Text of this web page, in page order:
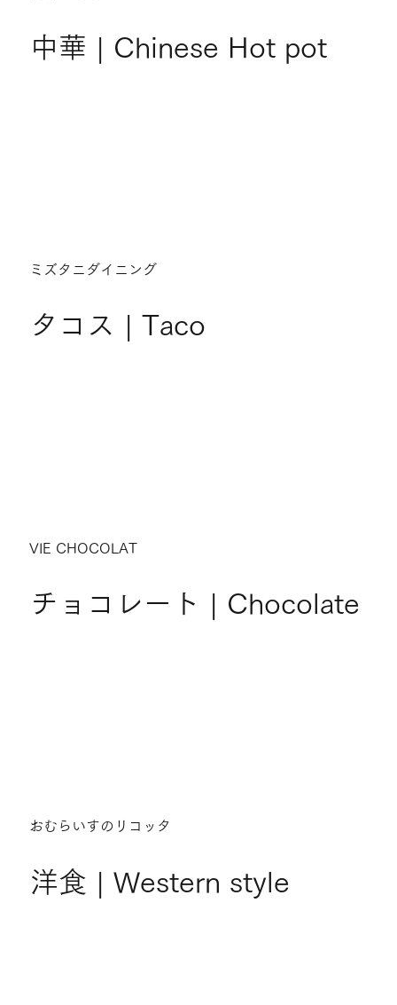
中華 | Chinese Hot pot
タコス | Taco
ミズタニダイニング
チョコレート | Chocolate
VIE CHOCOLAT
洋食 | Western style
おむらいすのリコッタ